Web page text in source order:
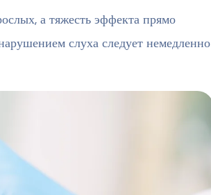
а тяжесть эффекта прямо
слуха следует немедленно